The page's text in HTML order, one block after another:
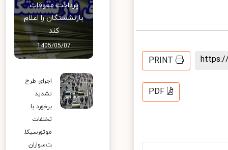
PRINT
PDF
پرداخت معوقات
بازنشستگان را اعلام
کند
1405/05/07
اجرای طرح
تشدید
برخورد با
تخلفات
موتورسیکل
ت‌سواران